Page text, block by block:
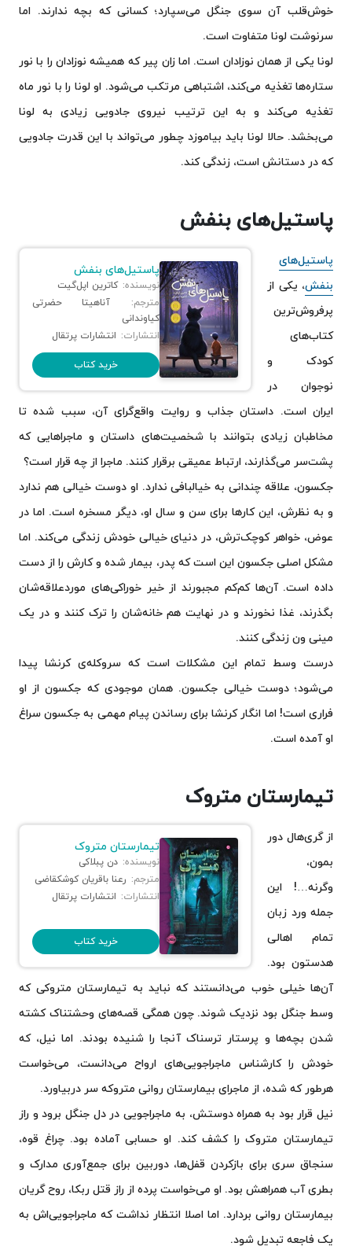
خوش‌قلب آن سوی جنگل می‌سپارد؛ کسانی که بچه ندارند. اما
سرنوشت لونا متفاوت است.
لونا یکی از همان نوزادان است. اما زان پیر که همیشه نوزادان را با نور
ستاره‌ها تغذیه می‌کند، اشتباهی مرتکب می‌شود. او لونا را با نور ماه
تغذیه می‌کند و به این ترتیب نیروی جادویی زیادی به لونا
می‌بخشد. حالا لونا باید بیاموزد چطور می‌تواند با این قدرت جادویی
که در دستانش است، زندگی کند.
پاستیل‌های بنفش
پاستیل‌های بنفش
نویسنده: کاترین اپل‌گیت
مترجم:
آناهیتا حضرتی
کیاوندانی
انتشارات: انتشارات پرتقال
خرید کتاب
پاستیل‌های
بنفش، یکی از
پرفروش‌ترین
کتاب‌های
کودک و
نوجوان در
ایران است. داستان جذاب و روایت واقع‌گرای آن، سبب شده تا
مخاطبان زیادی بتوانند با شخصیت‌های داستان و ماجراهایی که
پشت‌سر می‌گذارند، ارتباط عمیقی برقرار کنند. ماجرا از چه قرار است؟
جکسون، علاقه‌ چندانی به خیالبافی ندارد. او دوست خیالی هم ندارد
و به نظرش، این کارها برای سن و سال او، دیگر مسخره است. اما در
عوض، خواهر کوچک‌ترش، در دنیای خیالی خودش زندگی می‌کند. اما
مشکل اصلی جکسون این است که پدر، بیمار شده و کارش را از دست
داده است. آن‌ها کم‌کم مجبورند از خیر خوراکی‌های موردعلاقه‌شان
بگذرند، غذا نخورند و در نهایت هم خانه‌شان را ترک کنند و در یک
مینی ون زندگی کنند.
درست وسط تمام این مشکلات است که سروکله‌ی کرنشا پیدا
می‌شود؛ دوست خیالی جکسون. همان موجودی که جکسون از او
فراری است! اما انگار کرنشا برای رساندن پیام مهمی به جکسون سراغ
او آمده است.
تیمارستان متروک
تیمارستان متروک
نویسنده: دن پبلاکی
مترجم: رعنا باقریان کوشکقاضی
انتشارات: انتشارات پرتقال
خرید کتاب
از گری‌هال دور
بمون،
وگرنه…! این
جمله ورد زبان
تمام اهالی
هدستون بود.
آن‌ها خیلی خوب می‌دانستند که نباید به تیمارستان متروکی که
وسط جنگل بود نزدیک شوند. چون همگی قصه‌های وحشتناک کشته
شدن بچه‌ها و پرستار ترسناک آنجا را شنیده بودند. اما نیل، که
خودش را کارشناس ماجراجویی‌های ارواح می‌دانست، می‌خواست
هرطور که شده، از ماجرای بیمارستان روانی متروکه سر دربیاورد.
نیل قرار بود به همراه دوستش، به ماجراجویی در دل جنگل برود و راز
تیمارستان متروک را کشف کند. او حسابی آماده بود. چراغ قوه،
سنجاق سری برای بازکردن قفل‌ها، دوربین برای جمع‌آوری مدارک و
بطری آب همراهش بود. او می‌خواست پرده از راز قتل ربکا، روح گریان
بیمارستان روانی بردارد. اما اصلا انتظار نداشت که ماجراجویی‌اش به
یک فاجعه‌ تبدیل شود.